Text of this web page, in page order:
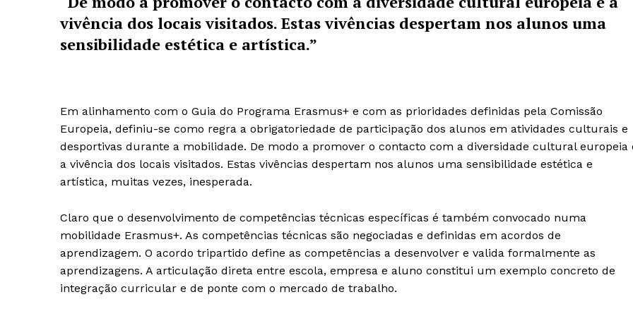
vivência dos locais visitados. Estas vivências despertam nos alunos uma
sensibilidade estética e artística.”
Em alinhamento com o Guia do Programa Erasmus+ e com as prioridades definidas pela Comissão
Europeia, definiu-se como regra a obrigatoriedade de participação dos alunos em atividades culturais e
desportivas durante a mobilidade. De modo a promover o contacto com a diversidade cultural europeia
a vivência dos locais visitados. Estas vivências despertam nos alunos uma sensibilidade estética e
artística, muitas vezes, inesperada.
Claro que o desenvolvimento de competências técnicas específicas é também convocado numa
mobilidade Erasmus+. As competências técnicas são negociadas e definidas em acordos de
aprendizagem. O acordo tripartido define as competências a desenvolver e valida formalmente as
aprendizagens. A articulação direta entre escola, empresa e aluno constitui um exemplo concreto de
integração curricular e de ponte com o mercado de trabalho.